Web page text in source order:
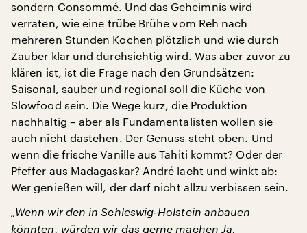
sondern Consommé. Und das Geheimnis wird
verraten, wie eine trübe Brühe vom Reh nach
mehreren Stunden Kochen plötzlich und wie durch
Zauber klar und durchsichtig wird. Was aber zuvor zu
klären ist, ist die Frage nach den Grundsätzen:
Saisonal, sauber und regional soll die Küche von
Slowfood sein. Die Wege kurz, die Produktion
nachhaltig – aber als Fundamentalisten wollen sie
auch nicht dastehen. Der Genuss steht oben. Und
wenn die frische Vanille aus Tahiti kommt? Oder der
Pfeffer aus Madagaskar? André lacht und winkt ab:
Wer genießen will, der darf nicht allzu verbissen sein.
„Wenn wir den in Schleswig-Holstein anbauen
könnten, würden wir das gerne machen Ja,